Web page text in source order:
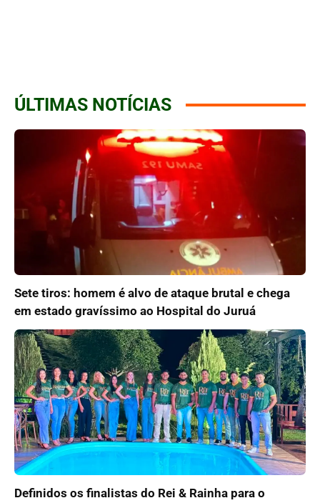
ÚLTIMAS NOTÍCIAS
Sete tiros: homem é alvo de ataque brutal e chega
em estado gravíssimo ao Hospital do Juruá
Definidos os finalistas do Rei & Rainha para o